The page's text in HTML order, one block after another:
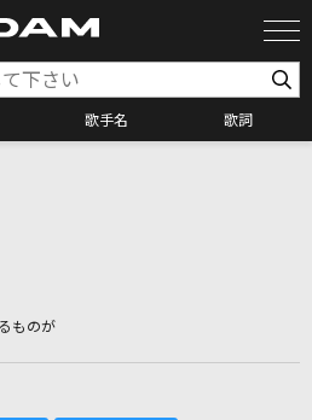
歌手名 歌詞
ものが